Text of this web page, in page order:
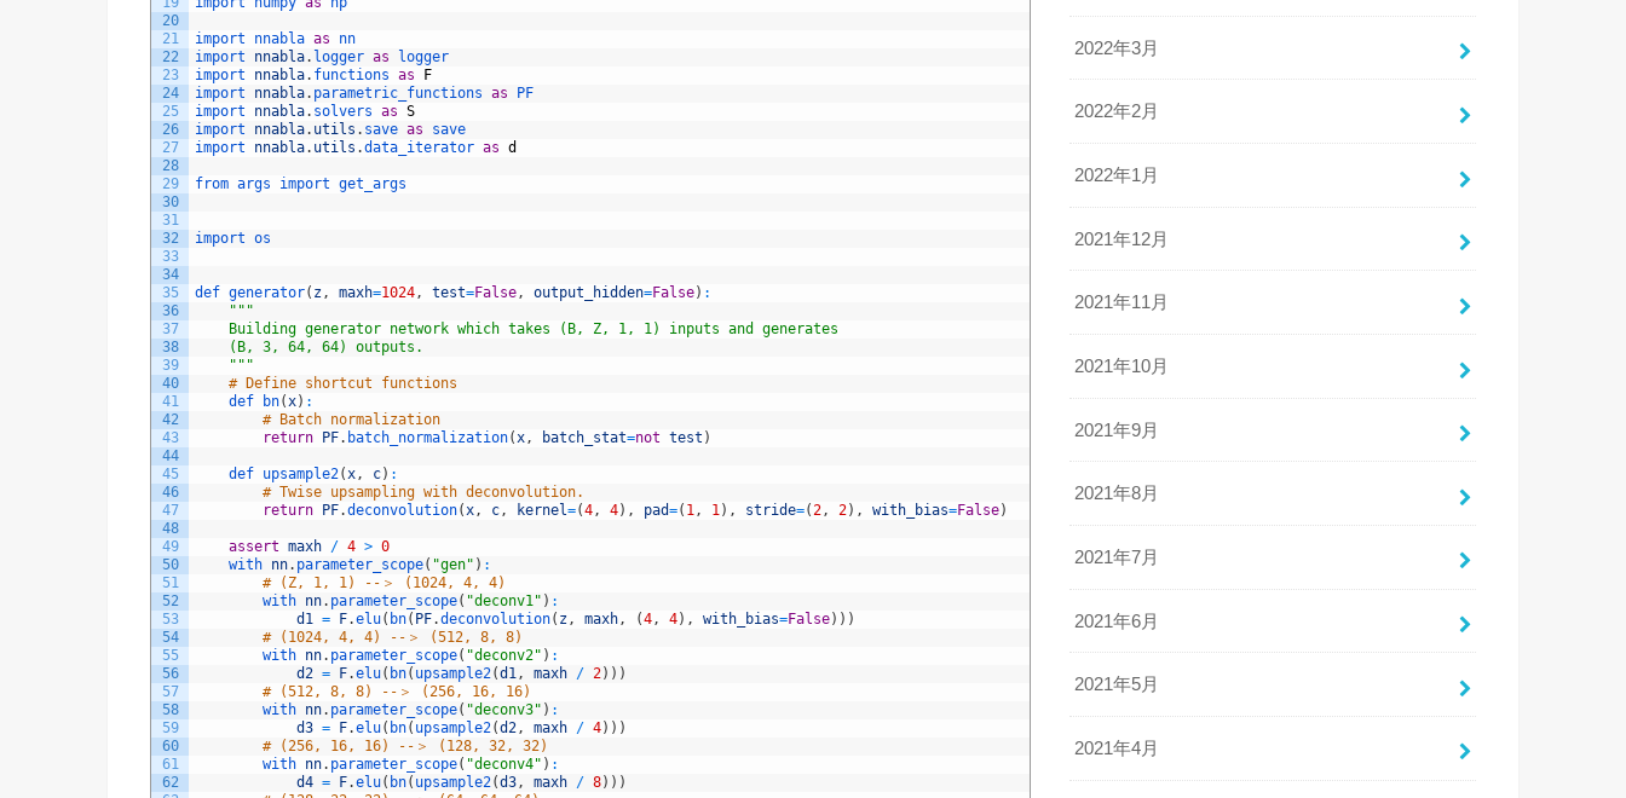
20
21
22
23
24
25
26
27
28
29
30
31
32
33
34
35
36
37
38
39
40
41
42
43
44
45
46
47
48
49
50
51
52
53
54
55
56
57
58
59
60
61
62
import nnabla as
nn
import nnabla. logger as
logger
import nnabla. functions as
F
import nnabla. parametric_functions as
PF
import nnabla. solvers as S
import nnabla. utils . save as
save
import nnabla. utils .data_iterator as d
from args import get_args
import os
def generator( z, maxh=1024, test=False, output_hidden=False) :
"" "
Building generator network which takes (B, Z, 1, 1) inputs and generates
(B, 3, 64, 64) outputs.
" ""
# Define shortcut functions
def
bn(x) :
# Batch normalization
return PF. batch_normalization(x, batch_stat=not test )
def upsample2(x, c) :
# Twise upsampling with deconvolution.
return PF.deconvolution(x, c, kernel=(4, 4) , pad=( 1, 1) , stride=(2, 2) , with_bias=False)
assert maxh / 4 > 0
with nn. parameter_scope( "gen" ) :
# (Z, 1, 1) --＞ (1024, 4, 4)
with nn. parameter_scope( "deconv1" ) :
d1 = F.elu( bn( PF.deconvolution( z, maxh, (4, 4) , with_bias=False) ) )
# (1024, 4, 4) --＞ (512, 8, 8)
with nn. parameter_scope( "deconv2" ) :
d2 = F.elu( bn( upsample2(d1, maxh / 2) ) )
# (512, 8, 8) --＞ (256, 16, 16)
with nn. parameter_scope( "deconv3" ) :
d3 = F.elu( bn( upsample2(d2, maxh / 4) ) )
# (256, 16, 16) --＞ (128, 32, 32)
with nn. parameter_scope( "deconv4" ) :
d4 = F.elu( bn( upsample2(d3, maxh / 8) ) )
2022年3月
2022年2月
2022年1月
2021年12月
2021年11月
2021年10月
2021年9月
2021年8月
2021年7月
2021年6月
2021年5月
2021年4月